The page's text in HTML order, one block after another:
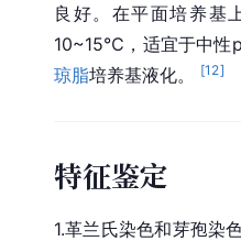
良好。在平面培养
10~15℃，适宜于中性
琼脂培养基液化。 [12]
特征鉴定
1.革兰氏染色和芽孢染